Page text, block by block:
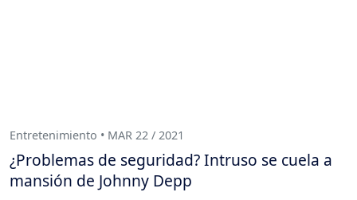
Entretenimiento • MAR 22 / 2021
¿Problemas de seguridad? Intruso se cuela a
mansión de Johnny Depp